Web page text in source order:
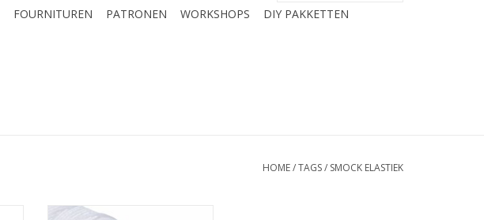
FOURNITUREN PATRONEN WORKSHOPS
DIY PAKKETTEN
HOME/TAGS/ SMOCK ELASTIEK
Prijs per stuk.